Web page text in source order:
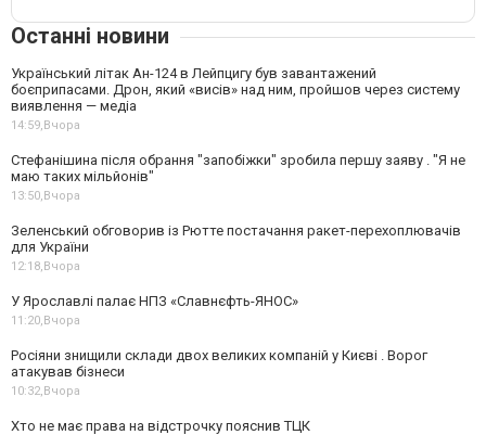
Останні новини
Український літак Ан-124 в Лейпцигу був завантажений
боєприпасами. Дрон, який «висів» над ним, пройшов через систему
виявлення — медіа
14:59,Вчора
Стефанішина після обрання "запобіжки" зробила першу заяву . "Я не
маю таких мільйонів"
13:50,Вчора
Зеленський обговорив із Рютте постачання ракет-перехоплювачів
для України
12:18,Вчора
У Ярославлі палає НПЗ «Славнєфть-ЯНОС»
11:20,Вчора
Росіяни знищили склади двох великих компаній у Києві . Ворог
атакував бізнеси
10:32,Вчора
Хто не має права на відстрочку пояснив ТЦК